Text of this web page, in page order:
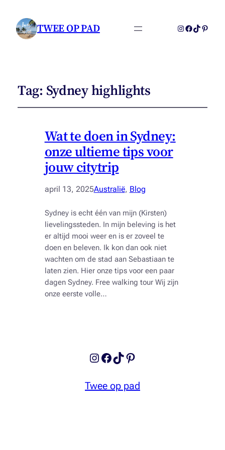
TWEE OP PAD Instagram
Facebook
TikTok
Tag: Sydney highlights
Wat te doen in Sydney:
onze ultieme tips voor
jouw citytrip
april 13, 2025Australië, Blog
Sydney is echt één van mijn (Kirsten)
lievelingssteden. In mijn beleving is het
er altijd mooi weer en is er zoveel te
doen en beleven. Ik kon dan ook niet
wachten om de stad aan Sebastiaan te
laten zien. Hier onze tips voor een paar
dagen Sydney. Free walking tour Wij zijn
onze eerste volle…
Instagram
Facebook
TikTokPinterest
Twee op pad